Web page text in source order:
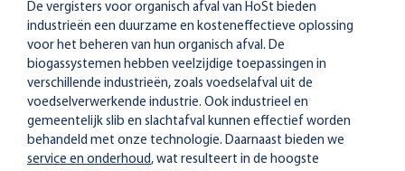
De vergisters voor organisch afval van HoSt bieden
industrieën een duurzame en kosteneffectieve oplossing
voor het beheren van hun organisch afval. De
biogassystemen hebben veelzijdige toepassingen in
verschillende industrieën, zoals voedselafval uit de
voedselverwerkende industrie. Ook industrieel en
gemeentelijk slib en slachtafval kunnen effectief worden
behandeld met onze technologie. Daarnaast bieden we
service en onderhoud, wat resulteert in de hoogste